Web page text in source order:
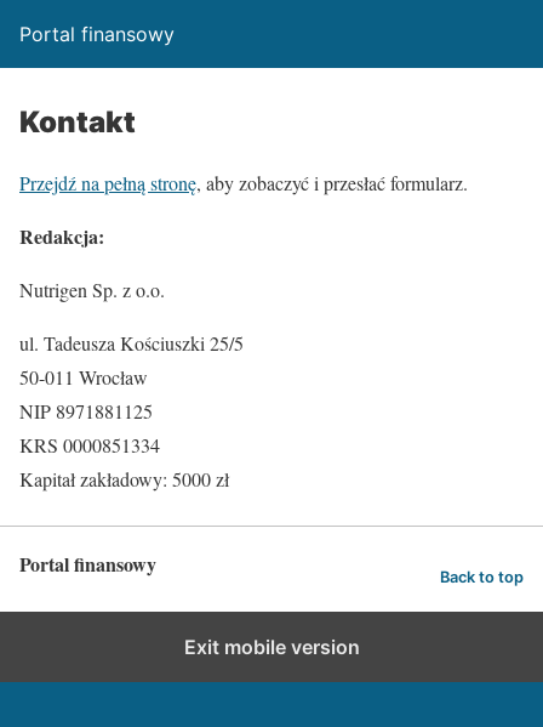
Portal finansowy
Kontakt
Przejdź na pełną stronę, aby zobaczyć i przesłać formularz.
Redakcja:
Nutrigen Sp. z o.o.
ul. Tadeusza Kościuszki 25/5
50-011 Wrocław
NIP 8971881125
KRS 0000851334
Kapitał zakładowy: 5000 zł
Portal finansowy Back to top
Exit mobile version